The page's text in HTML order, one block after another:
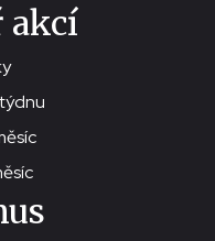
akcí